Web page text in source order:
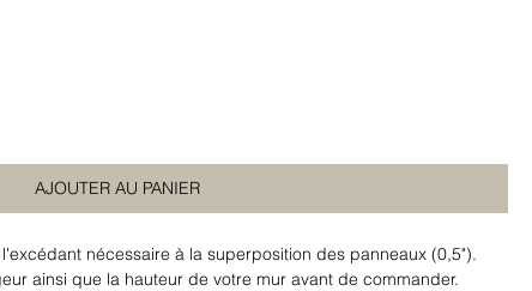
AJOUTER AU PANIER
nécessaire à la superposition des panneaux (0,5").
ainsi que la hauteur de votre mur avant de commander.